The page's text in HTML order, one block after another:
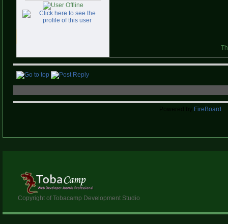
Powered by FireBoard
Copyright of Tobacamp Development Studio